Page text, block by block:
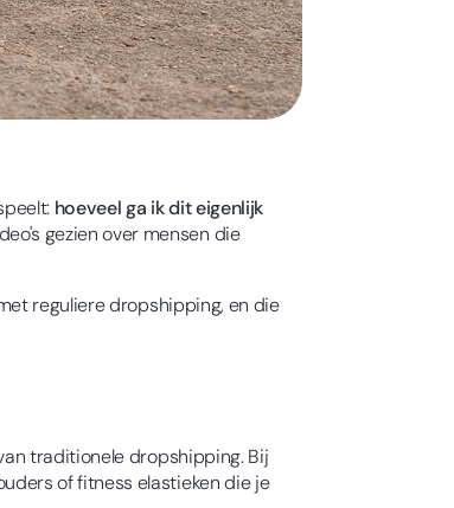
hoeveel ga ik dit eigenlijk
gezien over mensen die
reguliere dropshipping, en die
traditionele dropshipping. Bij
of fitness elastieken die je